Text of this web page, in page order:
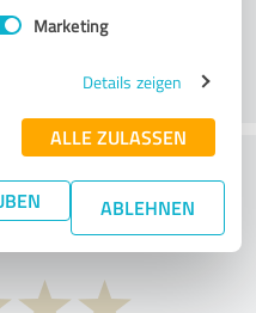
Marketing
Details zeigen
ALLE ZULASSEN
ABLEHNEN
de prijs-